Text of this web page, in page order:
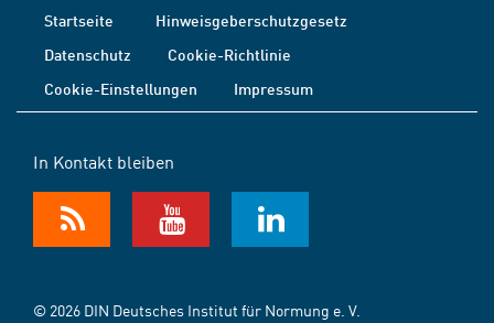
Startseite
Hinweisgeberschutzgesetz
Datenschutz
Cookie-Richtlinie
Cookie-Einstellungen
Impressum
In Kontakt bleiben
© 2026 DIN Deutsches Institut für Normung e. V.